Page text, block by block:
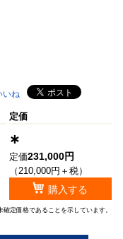
いね
定価
∗
定価231,000円
（210,000円＋税）
購入する
定価格であることを示しています。